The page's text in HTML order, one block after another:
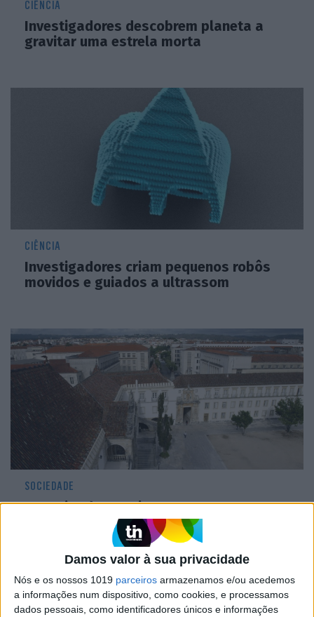
Damos valor à sua privacidade
Nós e os nossos 1019 parceiros armazenamos e/ou acedemos
a informações num dispositivo, como cookies, e processamos
dados pessoais, como identificadores únicos e informações
CIÊNCIA
Investigadores descobrem planeta a
gravitar uma estrela morta
CIÊNCIA
Investigadores criam pequenos robôs
movidos e guiados a ultrassom
SOCIEDADE
Investigadores criam programa para
tratar jovens agressores com traços de
VISÃO VERDE